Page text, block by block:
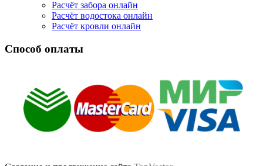
Расчёт забора онлайн
Расчёт водостока онлайн
Расчёт кровли онлайн
Способ оплаты